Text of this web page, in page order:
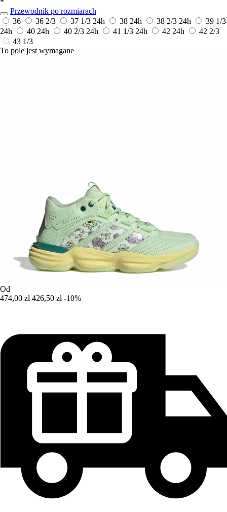
Przewodnik po rozmiarach
36
36 2/3 37 1/3 24h 38 24h 38 2/3 24h
39 1/3
24h
40 24h 40 2/3 24h 41 1/3 24h 42 24h
42 2/3
43 1/3
To pole jest wymagane
Od
474,00 zł 426,50 zł -10%